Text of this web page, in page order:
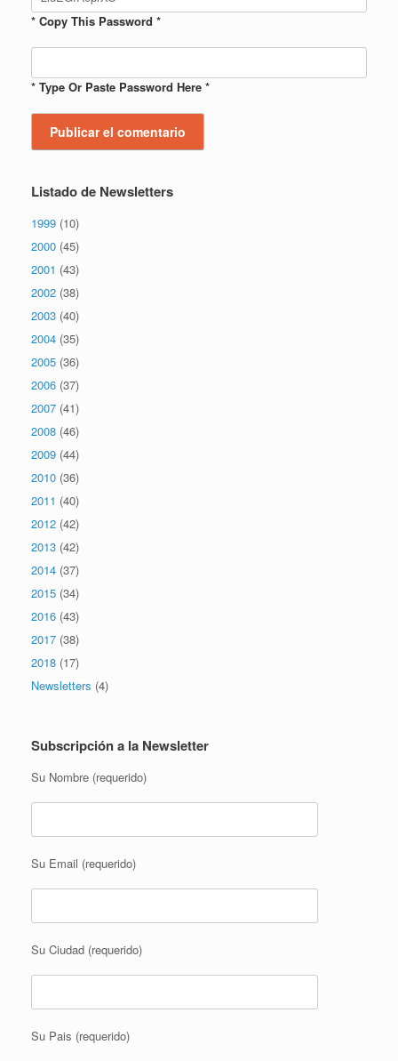
* Copy This Password *
* Type Or Paste Password Here *
Listado de Newsletters
1999 (10)
2000 (45)
2001 (43)
2002 (38)
2003 (40)
2004 (35)
2005 (36)
2006 (37)
2007 (41)
2008 (46)
2009 (44)
2010 (36)
2011 (40)
2012 (42)
2013 (42)
2014 (37)
2015 (34)
2016 (43)
2017 (38)
2018 (17)
Newsletters (4)
Subscripción a la Newsletter
Su Nombre (requerido)
Su Email (requerido)
Su Ciudad (requerido)
Su Pais (requerido)